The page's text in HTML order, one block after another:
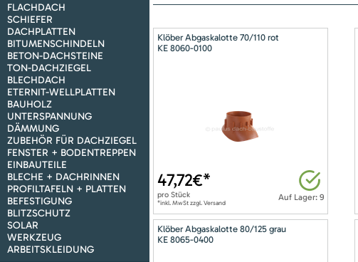
FLACHDACH
SCHIEFER
DACHPLATTEN
BITUMENSCHINDELN
BETON-DACHSTEINE
TON-DACHZIEGEL
BLECHDACH
ETERNIT-WELLPLATTEN
BAUHOLZ
UNTERSPANNUNG
DÄMMUNG
ZUBEHÖR FÜR DACHZIEGEL
FENSTER + BODENTREPPEN
EINBAUTEILE
BLECHE + DACHRINNEN
PROFILTAFELN + PLATTEN
BEFESTIGUNG
BLITZSCHUTZ
SOLAR
WERKZEUG
ARBEITSKLEIDUNG
Klöber Abgaskalotte 70/110 rot
KE 8060-0100
Auf Lager: 9
47,72€*
pro Stück
*inkl. MwSt zzgl. Versand
Klöber Abgaskalotte 80/125 grau
KE 8065-0400